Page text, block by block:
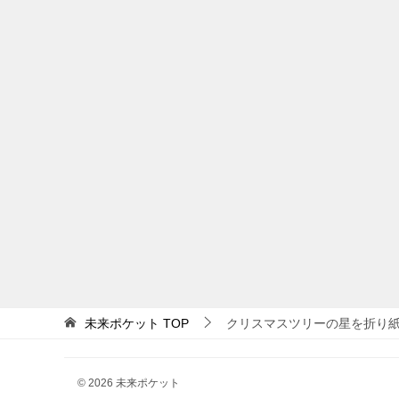
未来ポケット TOP クリスマスツリーの星を折り
© 2026 未来ポケット